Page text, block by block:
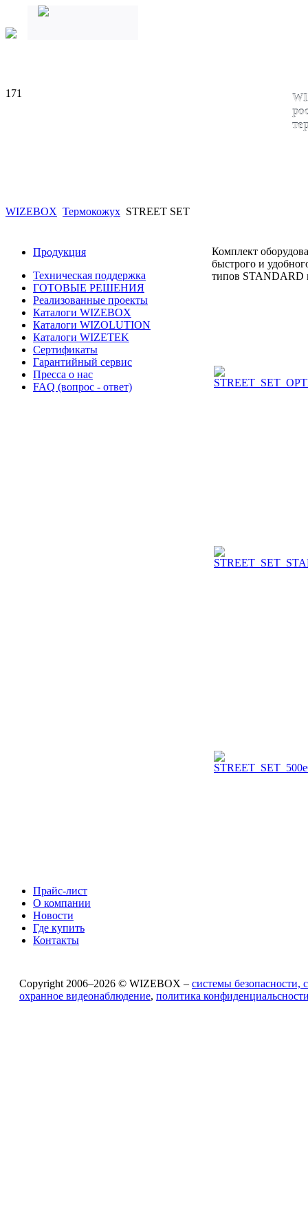
171
WIZEBOX Термокожух STREET SET
Продукция
Техническая поддержка
ГОТОВЫЕ РЕШЕНИЯ
Реализованные проекты
Каталоги WIZEBOX
Каталоги WIZOLUTION
Каталоги WIZETEK
Сертификаты
Гарантийный сервис
Пресса о нас
FAQ (вопрос - ответ)
Комплект
быстрого и
типов STANDARD
Прайс-лист
О компании
Новости
Где купить
Контакты
Copyright 2006–2026 © WIZEBOX – системы безопасности,
охранное видеонаблюдение, политика